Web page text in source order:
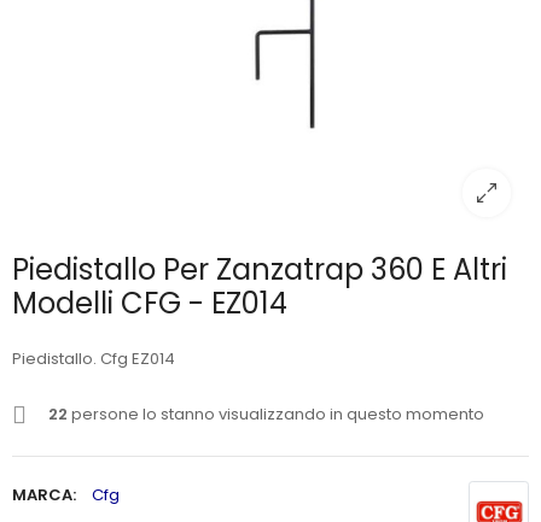
Piedistallo Per Zanzatrap 360 E Altri
Modelli CFG - EZ014
Piedistallo. Cfg EZ014
22 persone lo stanno visualizzando in questo momento
MARCA:
Cfg